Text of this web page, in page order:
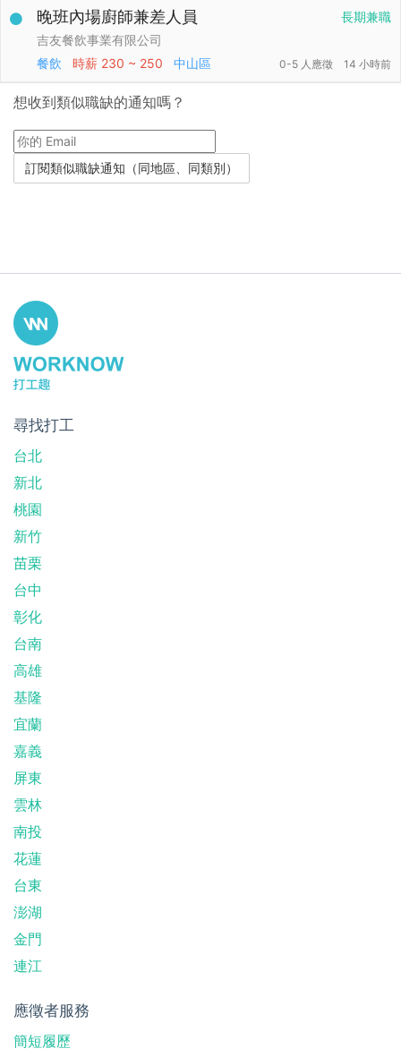
長期兼職
晚班內場廚師兼差人員
吉友餐飲事業有限公司
餐飲
時薪 230 ~ 250 中山區 0-5 人應徵 14 小時前
想收到類似職缺的通知嗎？
尋找打工
台北
新北
桃園
新竹
苗栗
台中
彰化
台南
高雄
基隆
宜蘭
嘉義
屏東
雲林
南投
花蓮
台東
澎湖
金門
連江
應徵者服務
簡短履歷